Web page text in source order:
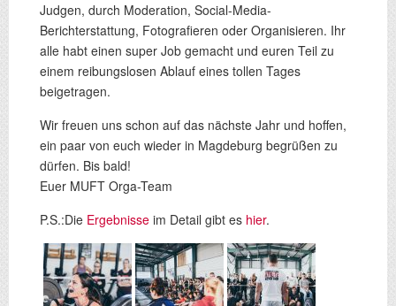
Judgen, durch Moderation, Social-Media-
Berichterstattung, Fotografieren oder Organisieren. Ihr
alle habt einen super Job gemacht und euren Teil zu
einem reibungslosen Ablauf eines tollen Tages
beigetragen.
Wir freuen uns schon auf das nächste Jahr und hoffen,
ein paar von euch wieder in Magdeburg begrüßen zu
dürfen. Bis bald!
Euer MUFT Orga-Team
P.S.:Die Ergebnisse im Detail gibt es hier.